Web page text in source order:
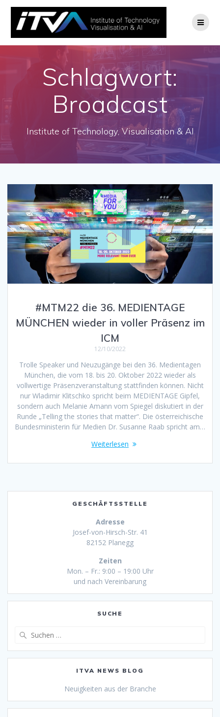
Zum
Inhalt
springen
Schlagwort:
Broadcast
Institute of Technology, Visualisation & AI
#MTM22 die 36. MEDIENTAGE
MÜNCHEN wieder in voller Präsenz im
ICM
12/10/2022
Trolle Speaker und Neuzugänge bei den 36. Medientagen
München, die vom 18. bis 20. Oktober 2022 wieder als
vollwertige Präsenzveranstaltung stattfinden können. Nicht
nur Wladimir Klitschko spricht beim MEDIENTAGE Gipfel,
sondern auch Melanie Amann vom Spiegel diskutiert in der
Runde „Telling the stories that matter“. Die österreichische
Bundesministerin für Medien Dr. Susanne Raab spricht am…
Weiterlesen
GESCHÄFTSSTELLE
Adresse
Josef-von-Hirsch-Str. 41
82152 Planegg
Zeiten
Mon. – Fr.: 9:00 – 19:00 Uhr
und nach Vereinbarung
SUCHE
ITVA NEWS BLOG
Neuigkeiten aus der Branche